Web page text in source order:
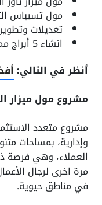
مول تسيباس
تعديلات
انشاء 5 أبراج مميزة في منطقة العباسية.
أنظر في التالي:
مشروع مول ميزار
مشروع متعدد
وإدارية، بمساحات
العملاء، وهي فرصة
مرة اخرى لرجال
في مناطق حيوية.